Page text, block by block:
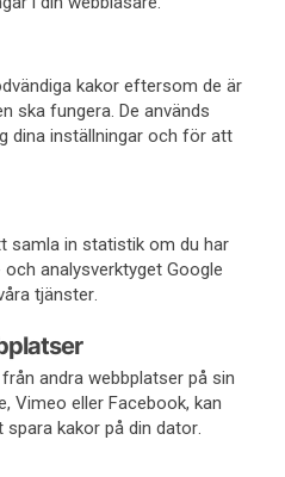
kakor eftersom de är
ska fungera. De används
dina inställningar och för att
samla in statistik om du har
analysverktyget Google
tjänster.
andra webbplatser på sin
Vimeo eller Facebook, kan
kakor på din dator.